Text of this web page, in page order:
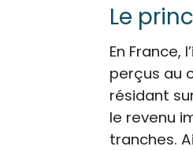
Le
En France,
perçus au
résidant
le revenu
tranches.